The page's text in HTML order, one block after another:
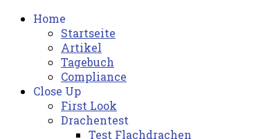
Home
Startseite
Artikel
Tagebuch
Compliance
Close Up
First Look
Drachentest
Test Flachdrachen